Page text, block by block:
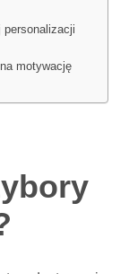
personalizacji
motywację